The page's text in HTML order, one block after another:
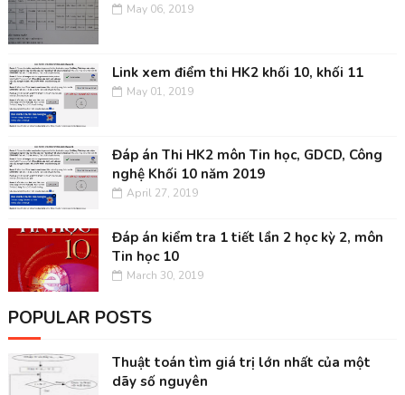
May 06, 2019
Link xem điểm thi HK2 khối 10, khối 11
May 01, 2019
Đáp án Thi HK2 môn Tin học, GDCD, Công
nghệ Khối 10 năm 2019
April 27, 2019
Đáp án kiểm tra 1 tiết lần 2 học kỳ 2, môn
Tin học 10
March 30, 2019
POPULAR POSTS
Thuật toán tìm giá trị lớn nhất của một
dãy số nguyên